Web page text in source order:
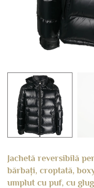
Jachetă reversibilă
bărbați, croptată,
umplut cu puf, cu